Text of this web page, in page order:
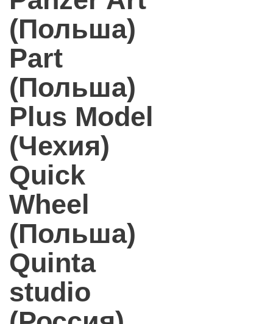
(Польша)
Part
(Польша)
Plus Model
(Чехия)
Quick
Wheel
(Польша)
Quinta
studio